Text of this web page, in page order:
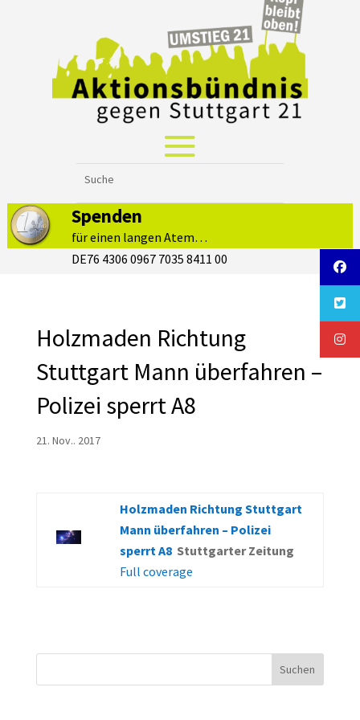
Spenden
für einen langen Atem…
DE76 4306 0967 7035 8411 00
Holzmaden Richtung
Stuttgart Mann überfahren –
Polizei sperrt A8
21. Nov.. 2017
Holzmaden Richtung Stuttgart
Mann überfahren – Polizei
sperrt A8 Stuttgarter Zeitung
Full coverage
Suchen